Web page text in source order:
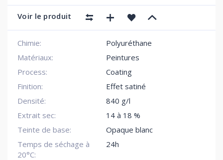
Voir le produit
Chimie:
Polyuréthane
Matériaux:
Peintures
Process:
Coating
Finition:
Effet satiné
Densité:
840 g/l
Extrait sec:
14 à 18 %
Teinte de base:
Opaque blanc
Temps de séchage à
20°C:
24h